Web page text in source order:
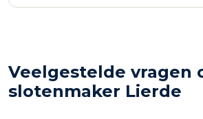
Veelgestelde vragen
slotenmaker Lierde